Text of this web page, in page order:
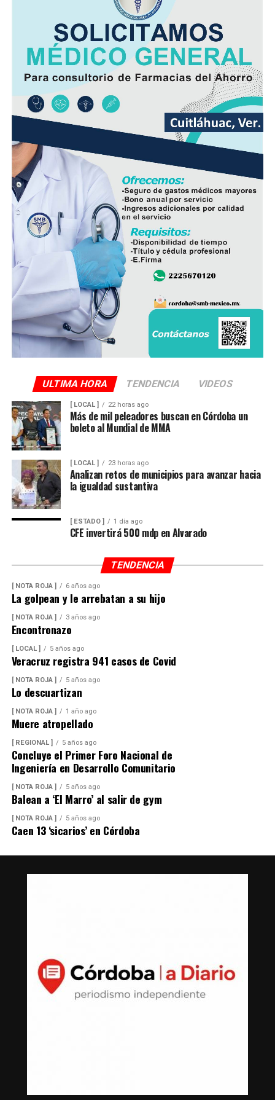
ULTIMA HORA TENDENCIA VIDEOS
[ LOCAL ] 22 horas ago
Más de mil peleadores buscan en Córdoba un
boleto al Mundial de MMA
[ LOCAL ] 23 horas ago
Analizan retos de municipios para avanzar hacia
la igualdad sustantiva
[ ESTADO ] 1 día ago
CFE invertirá 500 mdp en Alvarado
TENDENCIA
[ NOTA ROJA ] 6 años ago
La golpean y le arrebatan a su hijo
[ NOTA ROJA ] 3 años ago
Encontronazo
[ LOCAL ] 5 años ago
Veracruz registra 941 casos de Covid
[ NOTA ROJA ] 5 años ago
Lo descuartizan
[ NOTA ROJA ] 1 año ago
Muere atropellado
[ REGIONAL ] 5 años ago
Concluye el Primer Foro Nacional de
Ingeniería en Desarrollo Comunitario
[ NOTA ROJA ] 5 años ago
Balean a ‘El Marro’ al salir de gym
[ NOTA ROJA ] 5 años ago
Caen 13 ‘sicarios’ en Córdoba